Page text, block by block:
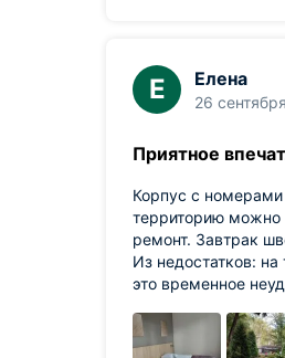
Е Елена
26
Приятное
Корпус с
территорию можно
ремонт. Завтрак
Из недостатков:
это временное